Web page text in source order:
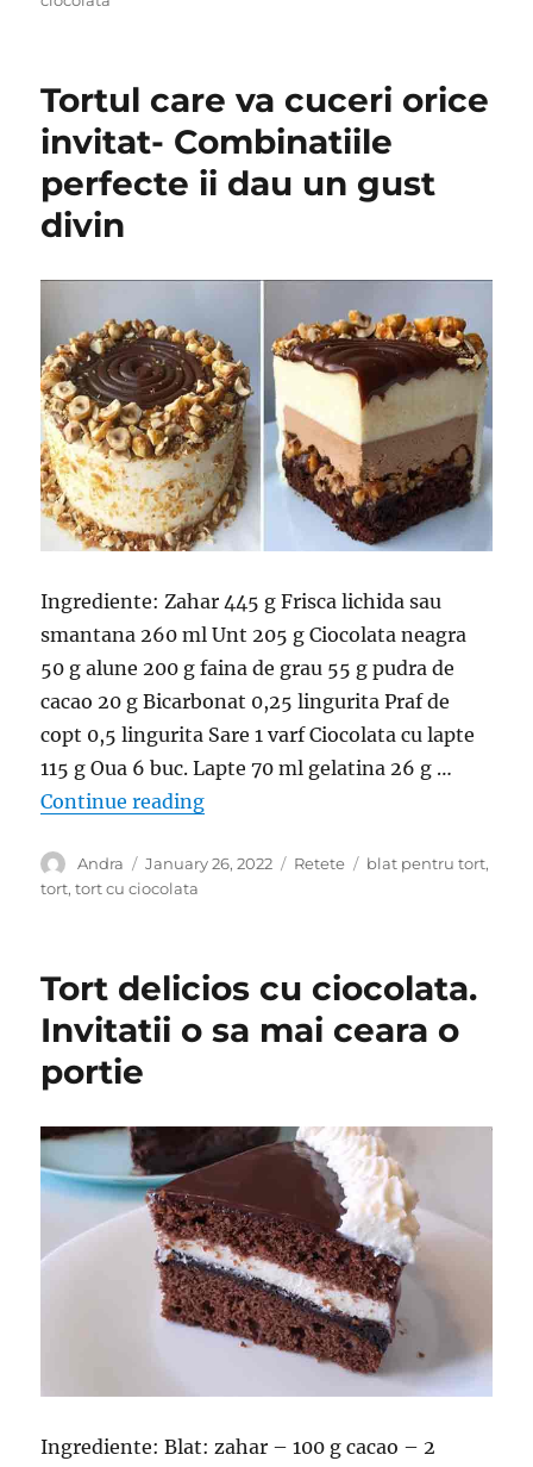
Tortul care va cuceri orice
invitat- Combinatiile
perfecte ii dau un gust
divin
Ingrediente: Zahar 445 g Frisca lichida sau
smantana 260 ml Unt 205 g Ciocolata neagra
50 g alune 200 g faina de grau 55 g pudra de
cacao 20 g Bicarbonat 0,25 lingurita Praf de
copt 0,5 lingurita Sare 1 varf Ciocolata cu lapte
115 g Oua 6 buc. Lapte 70 ml gelatina 26 g …
Continue reading“Tortul care va cuceri orice
Author
Andra
Posted
on
January 26, 2022 Categories
Retete Tags
blat pentru tort,
tort,tort cu ciocolata
Tort delicios cu ciocolata.
Invitatii o sa mai ceara o
portie
Ingrediente: Blat: zahar – 100 g cacao – 2